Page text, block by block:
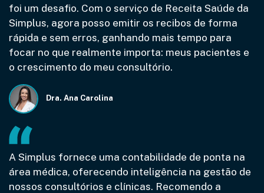
foi um desafio. Com o serviço de Receita Saúde da
Simplus, agora posso emitir os recibos de forma
rápida e sem erros, ganhando mais tempo para
focar no que realmente importa: meus pacientes e
o crescimento do meu consultório.
Dra. Ana Carolina
A Simplus fornece uma contabilidade de ponta na
área médica, oferecendo inteligência na gestão de
nossos consultórios e clínicas. Recomendo a